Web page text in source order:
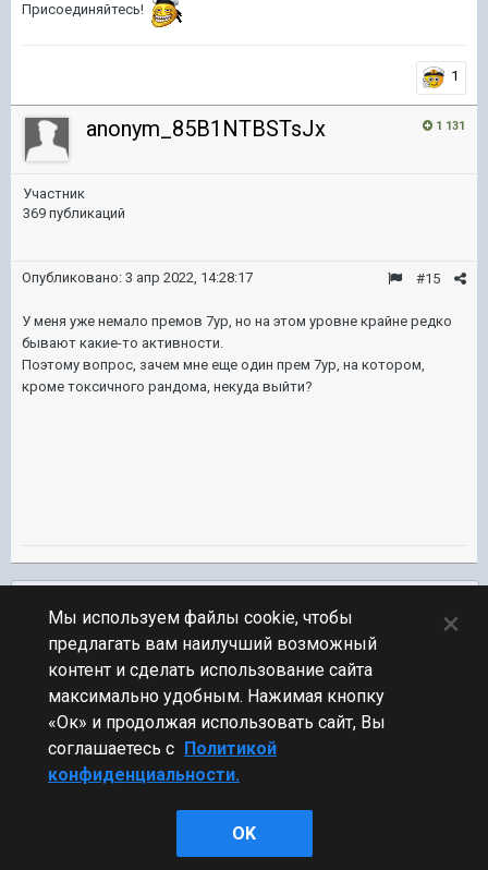
Присоединяйтесь!
1
1 131
anonym_85B1NTBSTsJx
Участник
369 публикаций
#15
Опубликовано: 3 апр 2022, 14:28:17
У меня уже немало премов 7ур, но на этом уровне крайне редко
бывают какие-то активности.
Поэтому вопрос, зачем мне еще один прем 7ур, на котором,
кроме токсичного рандома, некуда выйти?
ПЕРЕЙТИ К СПИСКУ ТЕМ
Новости
Стиль
Мы используем файлы cookie, чтобы
предлагать вам наилучший возможный
контент и сделать использование сайта
максимально удобным. Нажимая кнопку
«Ок» и продолжая использовать сайт, Вы
соглашаетесь с Политикой
конфиденциальности.
OK
×